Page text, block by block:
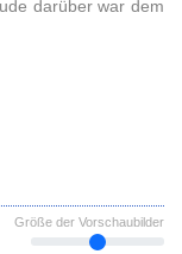
darüber war dem
Größe der Vorschaubilder